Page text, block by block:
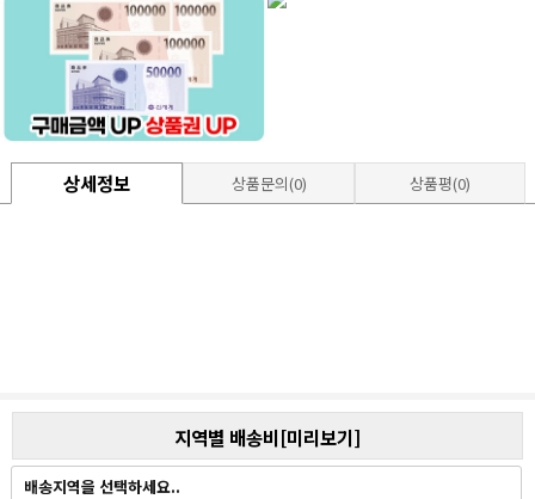
상세정보 상품문의(0) 상품평(0)
지역별 배송비[미리보기]